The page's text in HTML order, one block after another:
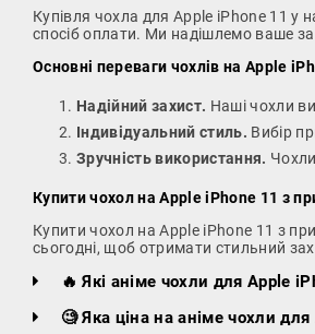
Купівля чохла для Apple iPhone 11 у
спосіб оплати. Ми надішлемо ваше
Основні переваги чохлів на Apple
Надійний захист. Наші чохли
Індивідуальний стиль. Вибір
Зручність використання.
Купити чохол на Apple iPhone 11 з
Купити чохол на Apple iPhone 11 з
сьогодні, щоб отримати стильний
🔥 Які аніме чохли для Apple
🧐 Яка ціна на аніме чохли